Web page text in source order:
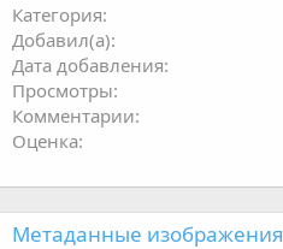
Категория
Добавил(а)
Дата добавления
Просмотры
Комментарии
Оценка
Метаданные изображения